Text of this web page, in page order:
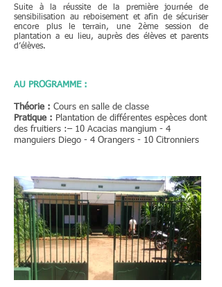
Suite à la réussite de la première journée de
sensibilisation au reboisement et afin de sécuriser
encore plus le terrain, une 2ème session de
plantation a eu lieu, auprès des élèves et parents
d’élèves.
AU PROGRAMME :
Théorie : Cours en salle de classe
Pratique : Plantation de différentes espèces dont
des fruitiers :– 10 Acacias mangium - 4
manguiers Diego - 4 Orangers - 10 Citronniers